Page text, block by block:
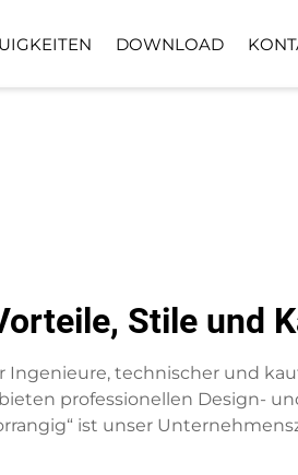
DOWNLOAD
Stile und
technischer und
professionellen Design-
ist unser